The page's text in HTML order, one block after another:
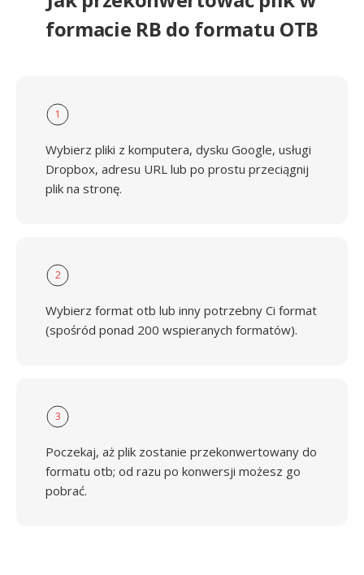
formacie RB do formatu OTB
1
Wybierz pliki z komputera, dysku Google, usługi
Dropbox, adresu URL lub po prostu przeciągnij
plik na stronę.
2
Wybierz format otb lub inny potrzebny Ci format
(spośród ponad 200 wspieranych formatów).
3
Poczekaj, aż plik zostanie przekonwertowany do
formatu otb; od razu po konwersji możesz go
pobrać.